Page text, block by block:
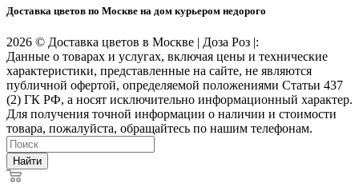
Доставка цветов по Москве на дом курьером недорого
2026 © Доставка цветов в Москве | Доза Роз |:
Данные о товарах и услугах, включая цены и технические
характеристики, представленные на сайте, не являются
публичной офертой, определяемой положениями Статьи 437
(2) ГК РФ, а носят исключительно информационный характер.
Для получения точной информации о наличии и стоимости
товара, пожалуйста, обращайтесь по нашим телефонам.
Найти